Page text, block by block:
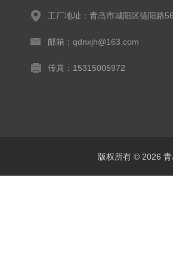
工厂地址：青岛市城阳区德阳路
邮箱：qdnxjh@163.com
传真：15315005972
版权所有 © 2026